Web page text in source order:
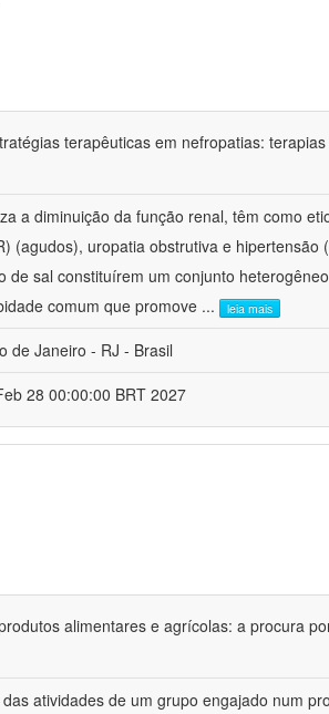
terapêuticas em nefropatias:
a diminuição da função renal, têm como
(agudos), uropatia obstrutiva e hipertensão
sal constituírem um conjunto
comum que promove ... leia mais
de Janeiro - RJ - Brasil
28 00:00:00 BRT 2027
alimentares e agrícolas: a procura
atividades de um grupo engajado num